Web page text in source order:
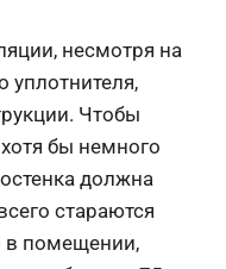
несмотря на
уплотнителя,
Чтобы
бы немного
должна
стараются
в помещении,